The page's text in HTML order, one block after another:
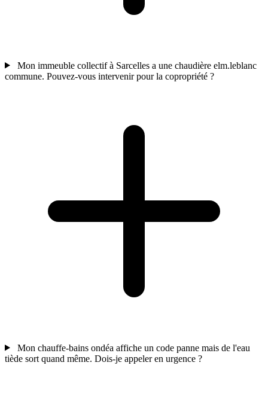
Mon immeuble collectif à Sarcelles a une chaudière elm.leblanc
commune. Pouvez-vous intervenir pour la copropriété ?
Mon chauffe-bains ondéa affiche un code panne mais de l'eau
tiède sort quand même. Dois-je appeler en urgence ?